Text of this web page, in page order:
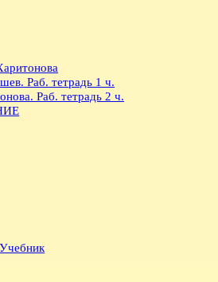
Раб. тетрадь 1 ч.
Раб. тетрадь 2 ч.